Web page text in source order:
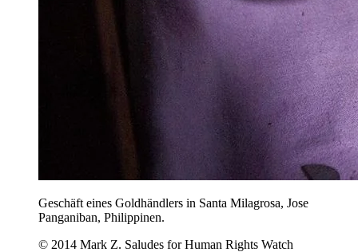
Geschäft eines Goldhändlers in Santa Milagrosa, Jose
Panganiban, Philippinen.
© 2014 Mark Z. Saludes for Human Rights Watch